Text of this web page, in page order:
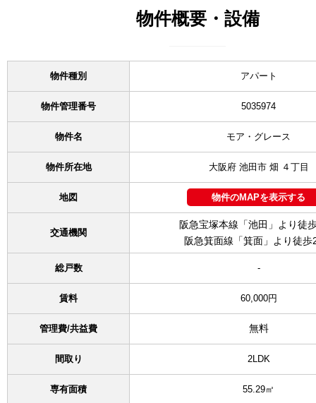
物件概要・設備
物件種別 アパート
物件管理番号 5035974
物件名 モア・グレース
物件所在地 大阪府 池田市 畑 ４丁目
地図 物件のMAPを表示する
交通機関
阪急宝塚本線「池田」より徒
阪急箕面線「箕面」より徒歩
総戸数 -
賃料 60,000円
管理費/共益費 無料
間取り 2LDK
専有面積 55.29㎡